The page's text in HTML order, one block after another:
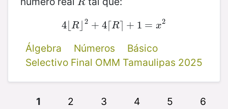
R
4 ⌊R 2 + 4⌈R⌉ + 1 = x2
4 R ⌋2 +4⌈R⌉ +1 = x2
Álgebra
Números
Básico
Selectivo Final OMM Tamaulipas 2025
1 2 3 4 5
6